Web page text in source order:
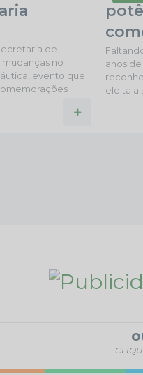
de
mudanças no
evento que
anos
eleita a